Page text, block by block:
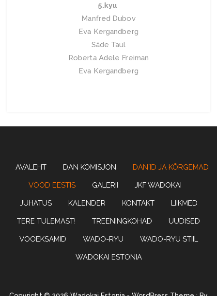
5.kyu
Manfred Dubov
Eva Kergandberg
Säde Taul
Roberta Adele Freiman
Eva Kergandberg
WADOKAI
ESTONIA
AVALEHT DAN KOMISJON DAN´ID JA KÕRGEMAD
VÖÖD EESTIS GALERII JKF WADOKAI
JUHATUS KALENDER KONTAKT LIIKMED
TERE TULEMAST! TREENINGKOHAD UUDISED
VÖÖEKSAMID WADO-RYU WADO-RYU STIIL
WADOKAI ESTONIA